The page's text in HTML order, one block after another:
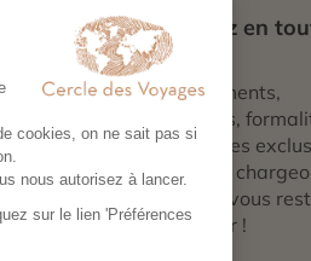
votre
pour
à votre
à vos
Réservez en
sérénité
Hébergements,
transports,
expériences
nous nous
tout. Il ne vous
qu’à partir !